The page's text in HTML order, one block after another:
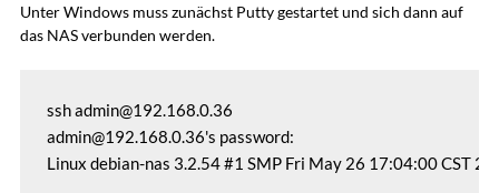
Unter Windows muss zunächst Putty gestartet und sich dann auf
das NAS verbunden werden.
ssh admin@192.168.0.36
admin@192.168.0.36's password:
Linux debian-nas 3.2.54 #1 SMP Fri May 26 17:04:00 CST